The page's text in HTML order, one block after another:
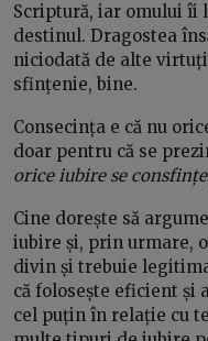
Scriptură, iar omului îi
destinul. Dragostea
niciodată de alte
sfințenie, bine.
Consecința e că nu
doar pentru că se
orice iubire se
Cine dorește să
iubire și, prin urmare,
divin și trebuie
că folosește eficient și
cel puțin în relație cu